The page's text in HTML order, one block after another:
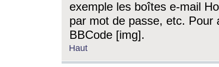
exemple les boîtes e-mail
par mot de passe, etc. Pour
BBCode [img].
Haut